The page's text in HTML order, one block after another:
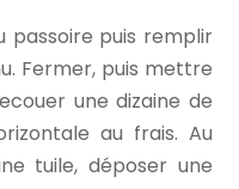
passoire puis remplir
Fermer, puis mettre
une dizaine de
au frais. Au
tuile, déposer une